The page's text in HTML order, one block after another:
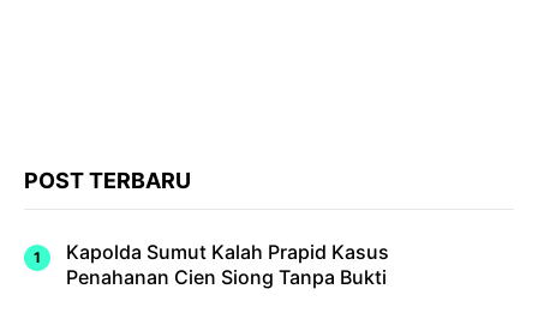
POST TERBARU
Kapolda Sumut Kalah Prapid Kasus
Penahanan Cien Siong Tanpa Bukti